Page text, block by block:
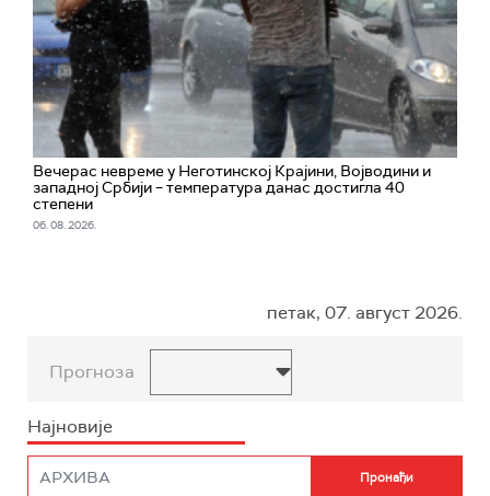
Вечерас невреме у Неготинској Крајини, Војводини и
западној Србији – температура данас достигла 40
степени
06. 08. 2026.
петак, 07. август 2026.
Прогноза
Најновије